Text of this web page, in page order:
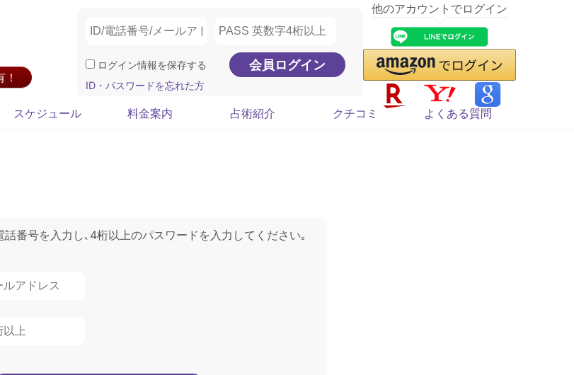
ログイン情報を保存する
ID・パスワードを忘れた方
他のアカウントでログイン
スケジュール 料金案内 占術紹介 クチコミ よくある質問
番号を入力し､4桁以上のパスワードを入力してください｡